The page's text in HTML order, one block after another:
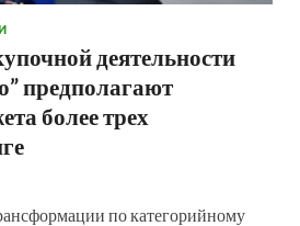
деятельности
предполагают
более трех
по категорийному